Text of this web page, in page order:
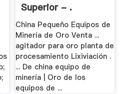
Superior - .
China Pequeño Equipos de
Minería de Oro Venta ...
agitador para oro planta de
procesamiento Lixiviación .
... De china equipo de
minería | Oro de los
equipos de ...